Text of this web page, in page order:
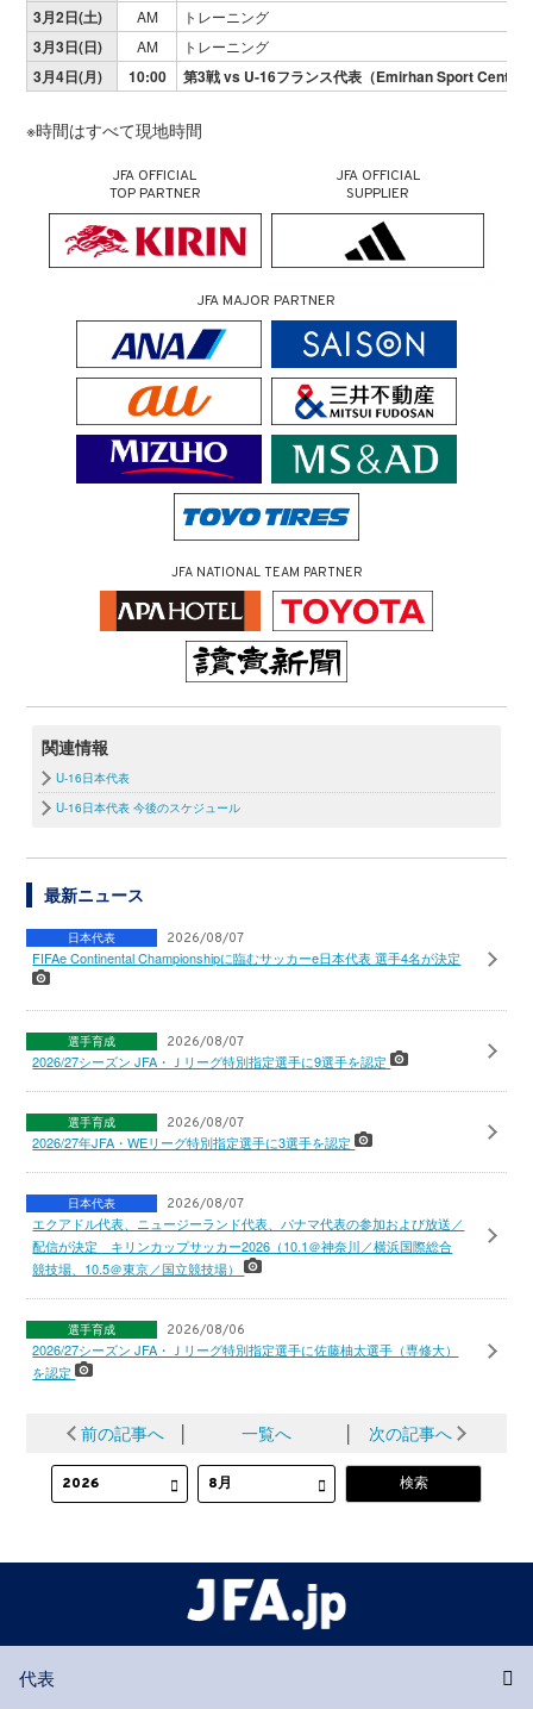
3月2日(土) AM トレーニング
3月3日(日) AM トレーニング
3月4日(月) 10:00 第3戦 vs U-16フランス代表（Emirhan Sport Center
※時間はすべて現地時間
JFA OFFICIAL
TOP PARTNER
JFA OFFICIAL
SUPPLIER
JFA MAJOR PARTNER
JFA NATIONAL TEAM PARTNER
関連情報
U-16日本代表
U-16日本代表 今後のスケジュール
最新ニュース
日本代表 2026/08/07
FIFAe Continental Championshipに臨むサッカーe日本代表 選手4名が決定
選手育成 2026/08/07
2026/27シーズン JFA・Ｊリーグ特別指定選手に9選手を認定
選手育成 2026/08/07
2026/27年JFA・WEリーグ特別指定選手に3選手を認定
日本代表 2026/08/07
エクアドル代表、ニュージーランド代表、パナマ代表の参加および放送／
配信が決定 キリンカップサッカー2026（10.1＠神奈川／横浜国際総合
競技場、10.5＠東京／国立競技場）
選手育成 2026/08/06
2026/27シーズン JFA・Ｊリーグ特別指定選手に佐藤柚太選手（専修大）
を認定
前の記事へ │ 一覧へ │ 次の記事へ
代表